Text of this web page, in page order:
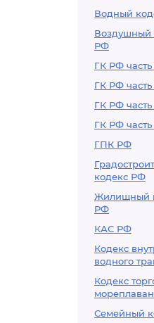
Водный
Воздушный
РФ
ГК РФ часть
ГК РФ часть
ГК РФ часть
ГК РФ
ГПК РФ
кодекс РФ
Жилищный
РФ
КАС РФ
Кодекс
водного
Кодекс
Семейный